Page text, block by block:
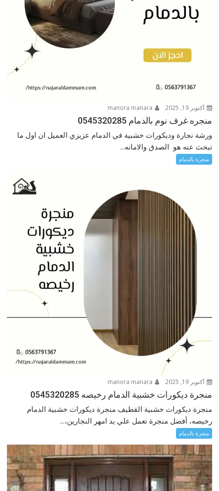
أكتوبر 19, 2025
منجره غرف نوم بالدمام 0545320285
ورشة نجارة وديكورات خشبية في الدمام عزيزي العميل ان اول ما
تبحث عنه هو الصدق والامانه...
منجرة بالدمام
أكتوبر 19, 2025
منجرة ديكورات خشبية الدمام رخيصه 0545320285
منجرة ديكورات خشبية القطيف منجرة ديكورات خشبية الدمام
رخيصه، أفضل منجرة تعمل علي يد امهر النجارين،...
منجرة بالدمام